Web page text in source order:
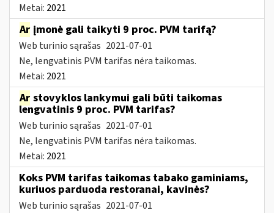
Metai: 2021
Ar įmonė gali taikyti 9 proc. PVM tarifą?
Web turinio sąrašas 2021-07-01
Ne, lengvatinis PVM tarifas nėra taikomas.
Metai: 2021
Ar stovyklos lankymui gali būti taikomas
lengvatinis 9 proc. PVM tarifas?
Web turinio sąrašas 2021-07-01
Ne, lengvatinis PVM tarifas nėra taikomas.
Metai: 2021
Koks PVM tarifas taikomas tabako gaminiams,
kuriuos parduoda restoranai, kavinės?
Web turinio sąrašas 2021-07-01